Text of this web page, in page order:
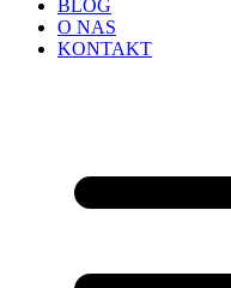
BLOG
O NAS
KONTAKT